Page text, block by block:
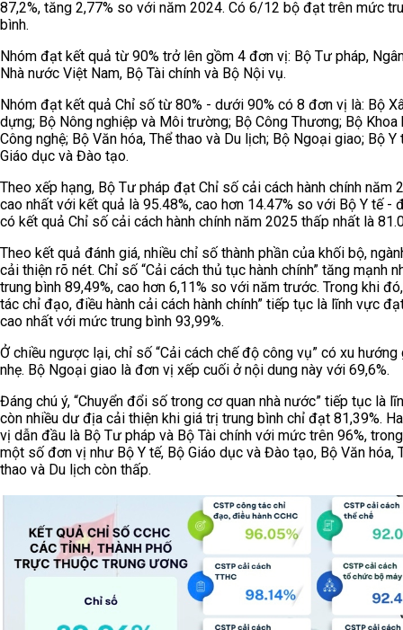
87,2%, tăng 2,77% so với năm 2024. Có 6/12 bộ đạt trên mức
bình.
Nhóm đạt kết quả từ 90% trở lên gồm 4 đơn vị: Bộ Tư pháp,
Nhà nước Việt Nam, Bộ Tài chính và Bộ Nội vụ.
Nhóm đạt kết quả Chỉ số từ 80% - dưới 90% có 8 đơn vị là: Bộ
dựng; Bộ Nông nghiệp và Môi trường; Bộ Công Thương; Bộ Khoa
Công nghệ; Bộ Văn hóa, Thể thao và Du lịch; Bộ Ngoại giao; Bộ Y
Giáo dục và Đào tạo.
Theo xếp hạng, Bộ Tư pháp đạt Chỉ số cải cách hành chính năm
cao nhất với kết quả là 95.48%, cao hơn 14.47% so với Bộ Y tế -
có kết quả Chỉ số cải cách hành chính năm 2025 thấp nhất là
Theo kết quả đánh giá, nhiều chỉ số thành phần của khối bộ,
cải thiện rõ nét. Chỉ số “Cải cách thủ tục hành chính” tăng mạnh
trung bình 89,49%, cao hơn 6,11% so với năm trước. Trong khi
tác chỉ đạo, điều hành cải cách hành chính” tiếp tục là lĩnh vực
cao nhất với mức trung bình 93,99%.
Ở chiều ngược lại, chỉ số “Cải cách chế độ công vụ” có xu hướng
nhẹ. Bộ Ngoại giao là đơn vị xếp cuối ở nội dung này với 69,6%.
Đáng chú ý, “Chuyển đổi số trong cơ quan nhà nước” tiếp tục là
còn nhiều dư địa cải thiện khi giá trị trung bình chỉ đạt 81,39%.
vị dẫn đầu là Bộ Tư pháp và Bộ Tài chính với mức trên 96%,
một số đơn vị như Bộ Y tế, Bộ Giáo dục và Đào tạo, Bộ Văn hóa,
thao và Du lịch còn thấp.